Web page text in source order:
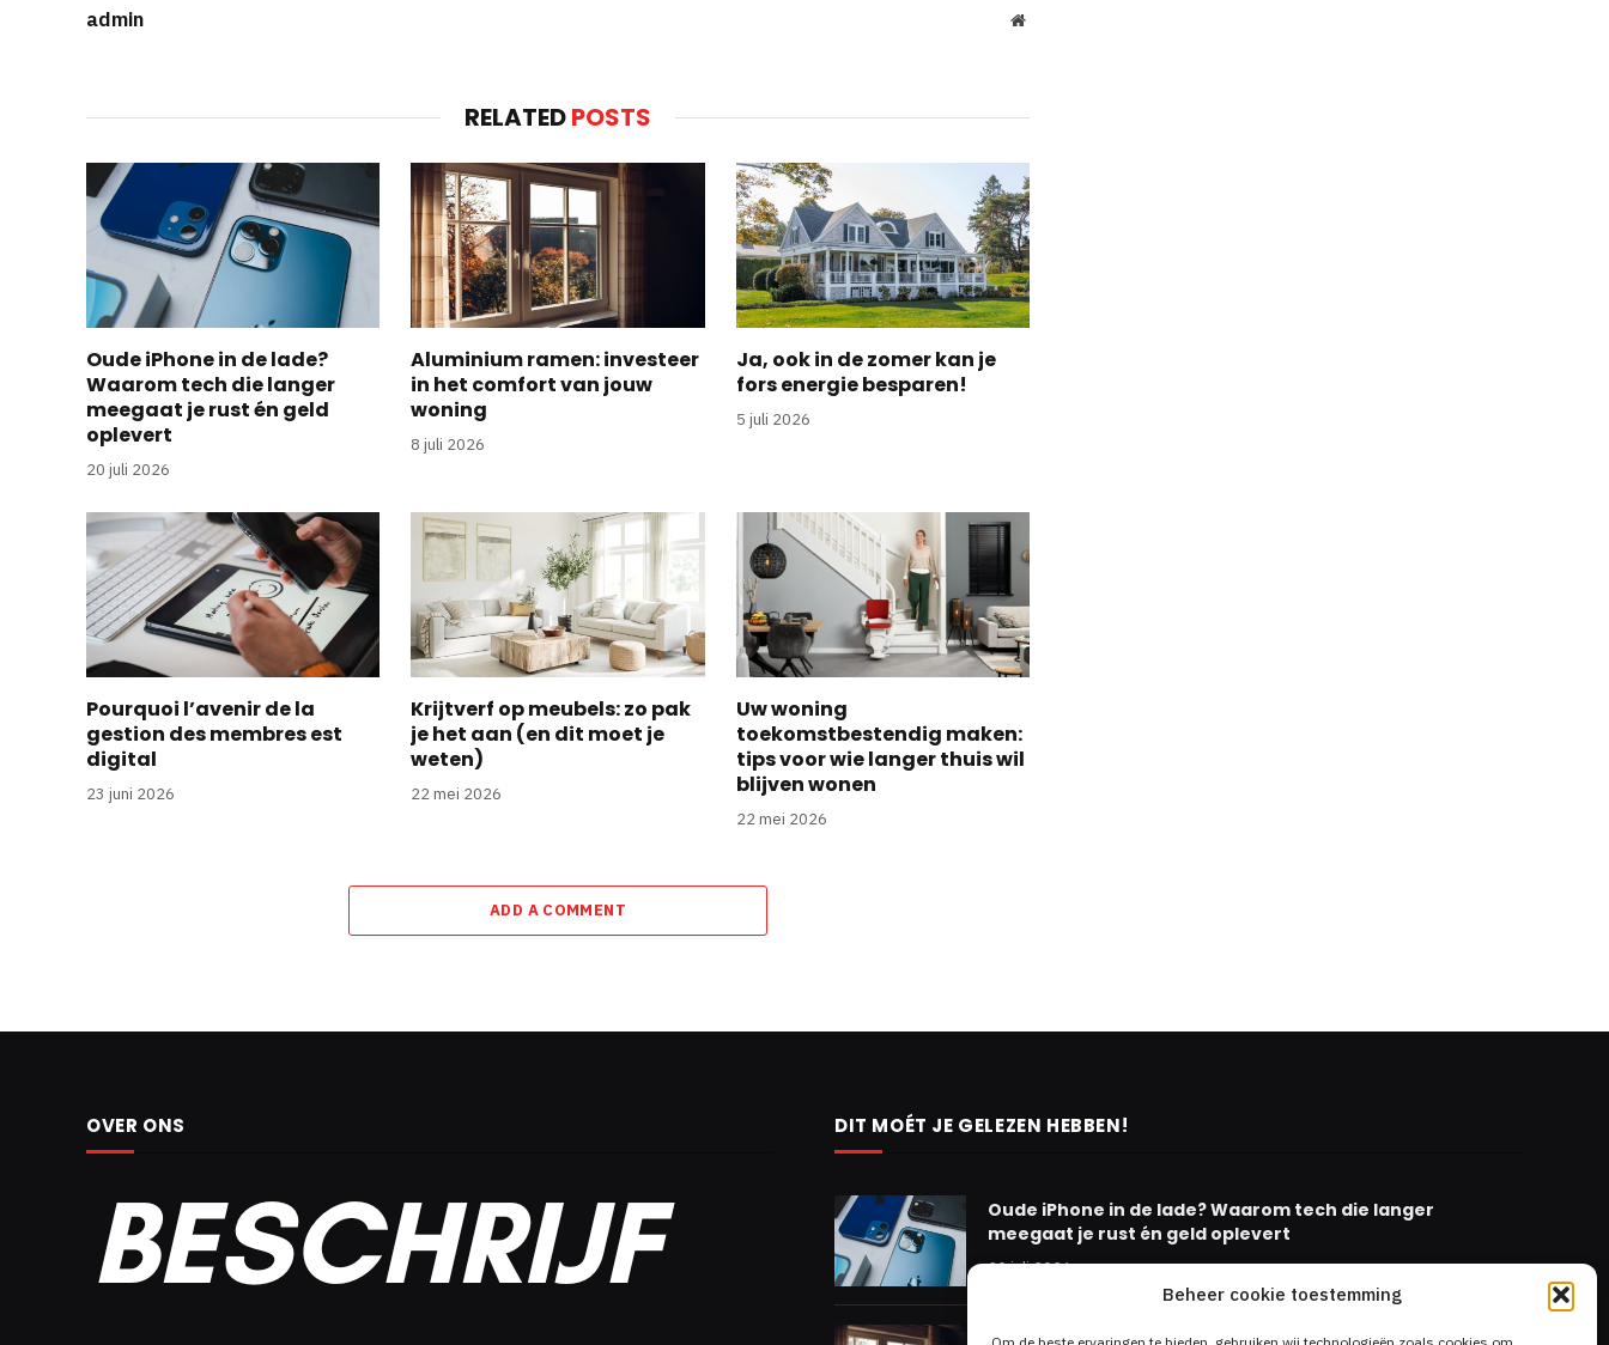
Beheer cookie toestemming
admin Website
RELATEDPOSTS
Oude iPhone in de lade?
Waarom tech die langer
meegaat je rust én geld
oplevert
20 juli 2026
Aluminium ramen: investeer
in het comfort van jouw
woning
8 juli 2026
Ja, ook in de zomer kan je
fors energie besparen!
5 juli 2026
Pourquoi l’avenir de la
gestion des membres est
digital
23 juni 2026
Krijtverf op meubels: zo pak
je het aan (en dit moet je
weten)
22 mei 2026
Uw woning
toekomstbestendig maken:
tips voor wie langer thuis wil
blijven wonen
22 mei 2026
ADD A COMMENT
OVER ONS DIT MOÉT JE GELEZEN HEBBEN!
Oude iPhone in de lade? Waarom tech die langer
meegaat je rust én geld oplevert
20 juli 2026
Aluminium ramen: investeer in het comfort van jouw